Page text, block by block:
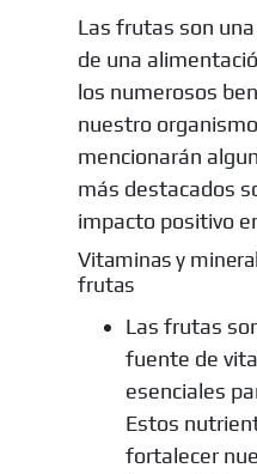
Las frutas son
de una
los numerosos
nuestro
mencionarán
más destacados
impacto positivo
Vitaminas y
frutas
Las frutas
fuente de
esenciales
Estos
fortalecer